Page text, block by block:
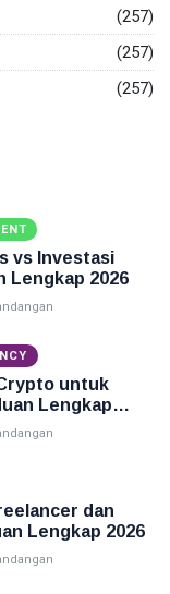
(257)
(257)
(257)
vs Investasi
Lengkap 2026
untuk
Lengkap
dan
Lengkap 2026